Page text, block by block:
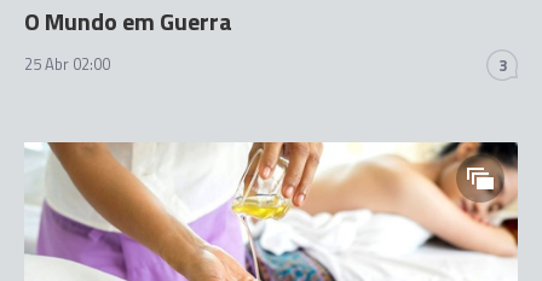
O Mundo em Guerra
25 Abr 02:00 3